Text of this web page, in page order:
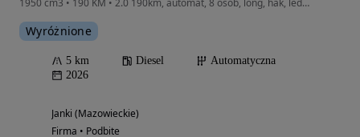
1950 cm3 • 190 KM • 2.0 190km, automat, 8 osób, long, hak, ledy, Dostępny od ręki!
Wyróżnione
5 km Diesel
Automatyczna
2026
Janki (Mazowieckie)
Firma • Podbite